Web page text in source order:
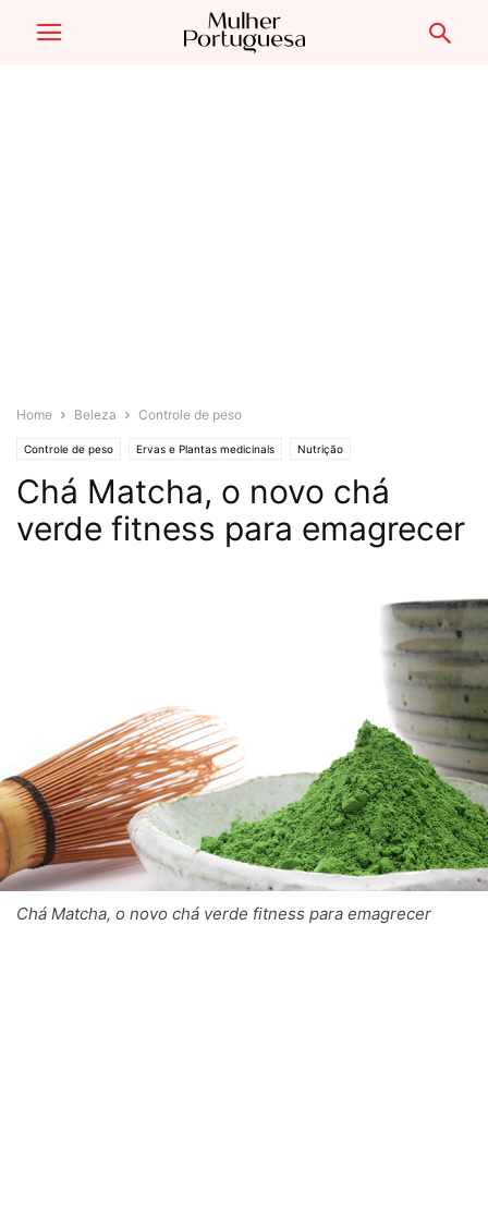
Home Beleza Controle de peso
Controle de peso Ervas e Plantas medicinais Nutrição
Chá Matcha, o novo chá
verde fitness para emagrecer
Chá Matcha, o novo chá verde fitness para emagrecer